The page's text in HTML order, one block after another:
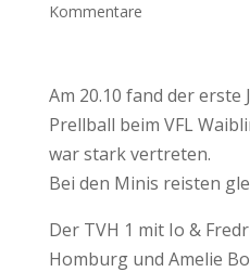
Kommentare
Am 20.10 fand der erste
Prellball beim VFL
war stark vertreten.
Bei den Minis reisten
Der TVH 1 mit Io &
Homburg und Amelie